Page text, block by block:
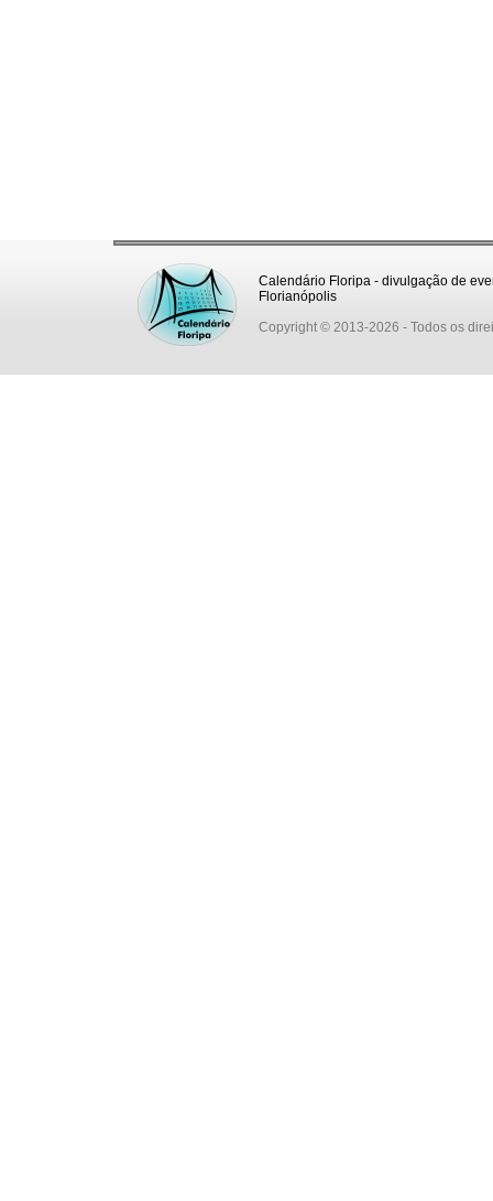
Calendário Floripa - divulgação de
Florianópolis
Copyright © 2013-2026 - Todos os